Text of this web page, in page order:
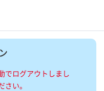
でログアウトしまし
さい。